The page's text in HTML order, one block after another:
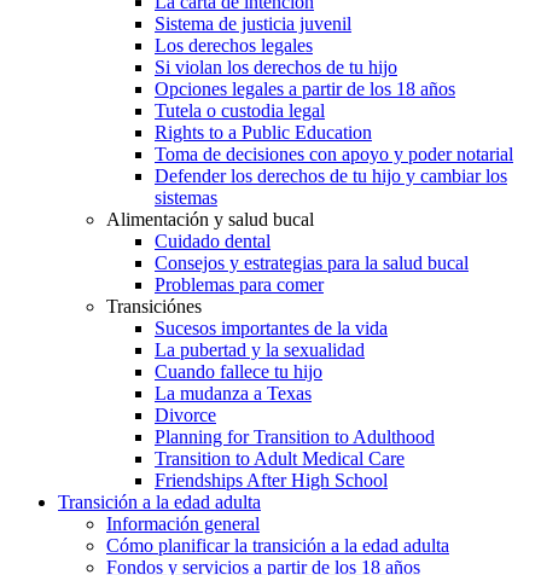
Sistema de justicia juvenil
Los derechos legales
Si violan los derechos de tu hijo
Opciones legales a partir de los 18 años
Tutela o custodia legal
Rights to a Public Education
Toma de decisiones con apoyo y poder notarial
Defender los derechos de tu hijo y cambiar los
sistemas
Alimentación y salud bucal
Cuidado dental
Consejos y estrategias para la salud bucal
Problemas para comer
Transiciónes
Sucesos importantes de la vida
La pubertad y la sexualidad
Cuando fallece tu hijo
La mudanza a Texas
Divorce
Planning for Transition to Adulthood
Transition to Adult Medical Care
Friendships After High School
Transición a la edad adulta
Información general
Cómo planificar la transición a la edad adulta
Fondos y servicios a partir de los 18 años